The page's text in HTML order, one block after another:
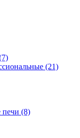
(21)
(8)